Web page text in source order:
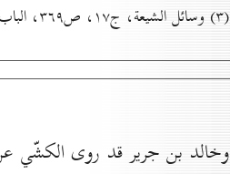
(۳) وسائل الشيعة، ج۱۷، ص۳٦۹، الباب۲۱ من أبواب عقد البيع وشروطه، ح٥.
وخالد بن جرير قد روى الكشّي